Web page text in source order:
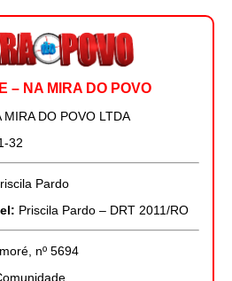
– NA MIRA DO POVO
MIRA DO POVO LTDA
32
Pardo
Priscila Pardo – DRT 2011/RO
nº 5694